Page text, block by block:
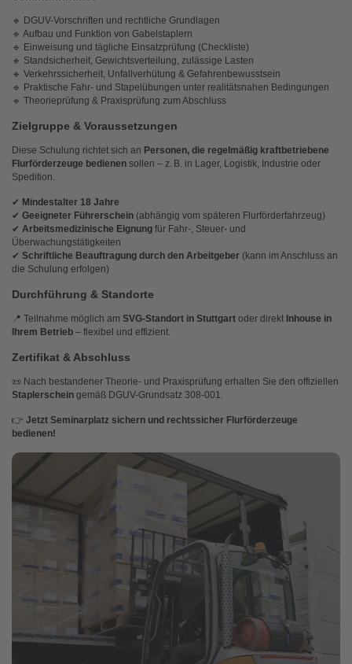
🔹 DGUV-Vorschriften und rechtliche Grundlagen
🔹 Aufbau und Funktion von Gabelstaplern
🔹 Einweisung und tägliche Einsatzprüfung (Checkliste)
🔹 Standsicherheit, Gewichtsverteilung, zulässige Lasten
🔹 Verkehrssicherheit, Unfallverhütung & Gefahrenbewusstsein
🔹 Praktische Fahr- und Stapelübungen unter realitätsnahen Bedingungen
🔹 Theorieprüfung & Praxisprüfung zum Abschluss
Zielgruppe & Voraussetzungen
Diese Schulung richtet sich an Personen, die regelmäßig kraftbetriebene
Flurförderzeuge bedienen sollen – z. B. in Lager, Logistik, Industrie oder
Spedition.
✔ Mindestalter 18 Jahre
✔ Geeigneter Führerschein (abhängig vom späteren Flurförderfahrzeug)
✔ Arbeitsmedizinische Eignung für Fahr-, Steuer- und
Überwachungstätigkeiten
✔ Schriftliche Beauftragung durch den Arbeitgeber (kann im Anschluss an
die Schulung erfolgen)
Durchführung & Standorte
📍 Teilnahme möglich am SVG-Standort in Stuttgart oder direkt Inhouse in
Ihrem Betrieb – flexibel und effizient.
Zertifikat & Abschluss
📜 Nach bestandener Theorie- und Praxisprüfung erhalten Sie den offiziellen
Staplerschein gemäß DGUV-Grundsatz 308-001.
👉 Jetzt Seminarplatz sichern und rechtssicher Flurförderzeuge
bedienen!